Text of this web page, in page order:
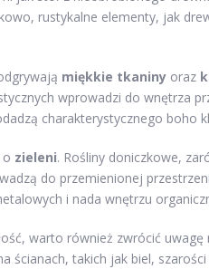
rustykalne elementy, jak
miękkie tkaniny oraz
wprowadzi do wnętrza
charakterystycznego boho
zieleni. Rośliny doniczkowe,
do przemienionej
i nada wnętrzu
warto również zwrócić
ścianach, takich jak biel,